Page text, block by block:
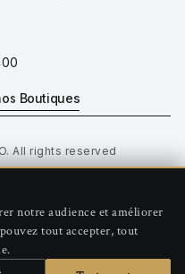
notre audience et améliorer
tout accepter, tout
Boutiques
All rights reserved